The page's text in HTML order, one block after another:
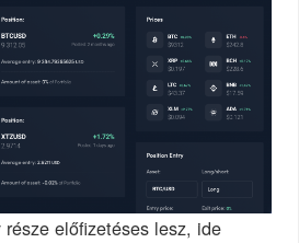
előfizetéses lesz, ide